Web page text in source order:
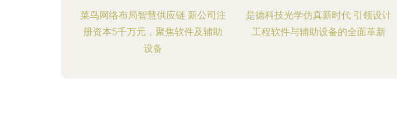
菜鸟网络布局智慧供应链 新公司注
册资本5千万元，聚焦软件及辅助
设备
是德科技光学仿真新时代 引领设计
工程软件与辅助设备的全面革新